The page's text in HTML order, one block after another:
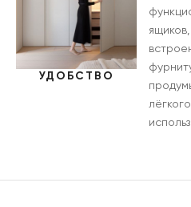
УДОБСТВО